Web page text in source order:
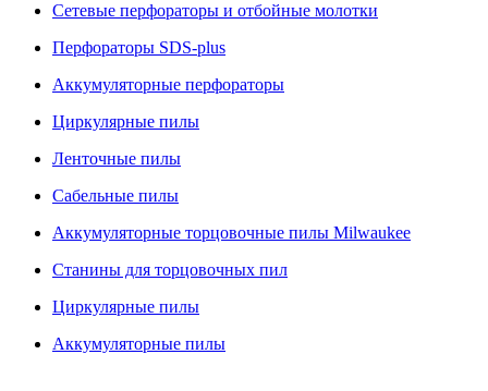
Сетевые перфораторы и отбойные молотки
Перфораторы SDS-plus
Аккумуляторные перфораторы
Циркулярные пилы
Ленточные пилы
Сабельные пилы
Аккумуляторные торцовочные пилы Milwaukee
Станины для торцовочных пил
Циркулярные пилы
Аккумуляторные пилы